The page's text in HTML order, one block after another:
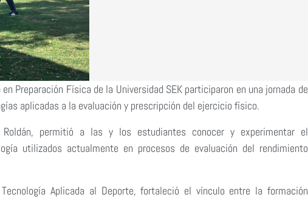
Preparación Física de la Universidad SEK participaron en una jornada de
aplicadas a la evaluación y prescripción del ejercicio físico.
permitió a las y los estudiantes conocer y experimentar el
utilizados actualmente en procesos de evaluación del rendimiento
Aplicada al Deporte, fortaleció el vínculo entre la formación